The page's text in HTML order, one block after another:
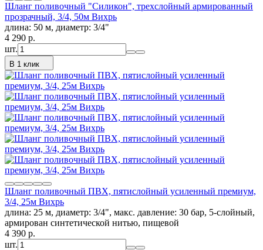
Шланг поливочный "Силикон", трехслойный армированный
прозрачный, 3/4, 50м Вихрь
длина: 50 м, диаметр: 3/4"
4 290 p.
шт.
В 1 клик
Шланг поливочный ПВХ, пятислойный усиленный премиум,
3/4, 25м Вихрь
длина: 25 м, диаметр: 3/4", макс. давление: 30 бар, 5-слойный,
армирован синтетической нитью, пищевой
4 390 p.
шт.